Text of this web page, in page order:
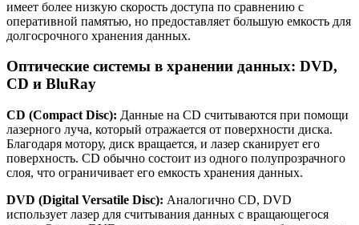
имеет более низкую скорость доступа по сравнению с
оперативной памятью, но предоставляет большую емкость для
долгосрочного хранения данных.
Оптические системы в хранении данных: DVD,
CD и BluRay
CD (Compact Disc): Данные на CD считываются при помощи
лазерного луча, который отражается от поверхности диска.
Благодаря мотору, диск вращается, и лазер сканирует его
поверхность. CD обычно состоит из одного полупрозрачного
слоя, что ограничивает его емкость хранения данных.
DVD (Digital Versatile Disc): Аналогично CD, DVD
использует лазер для считывания данных с вращающегося